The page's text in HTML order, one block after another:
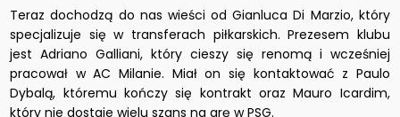
Teraz dochodzą do nas wieści od Gianluca Di Marzio, który
specjalizuje się w transferach piłkarskich. Prezesem klubu
jest Adriano Galliani, który cieszy się renomą i wcześniej
pracował w AC Milanie. Miał on się kontaktować z Paulo
Dybalą, któremu kończy się kontrakt oraz Mauro Icardim,
który nie dostaje wielu szans na grę w PSG.